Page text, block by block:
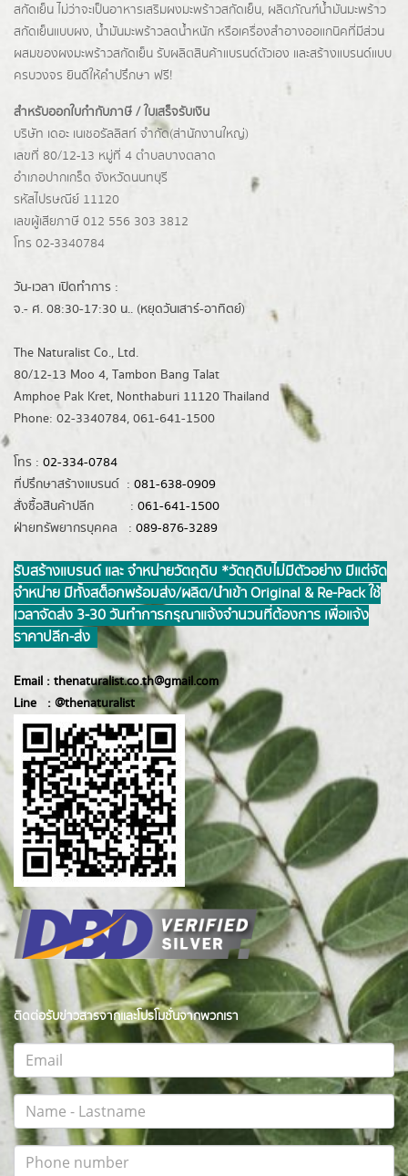
สกัดเย็น ไม่ว่าจะเป็นอาหารเสริมผงมะพร้าวสกัดเย็น, ผลิตภัณฑ์น้ำมันมะพร้าว
สกัดเย็นแบบผง, น้ำมันมะพร้าวลดน้ำหนัก หรือเครื่องสำอางออแกนิคที่มีส่วน
ผสมของผงมะพร้าวสกัดเย็น รับผลิตสินค้าแบรนด์ตัวเอง และสร้างแบรนด์แบบ
ครบวงจร ยินดีให้คำปรึกษา ฟรี!
สำหรับออกใบกำกับภาษี / ใบเสร็จรับเงิน
บริษัท เดอะ เนเชอรัลลิสท์ จำกัด(ส่านักงานใหญ่)
เลขที่ 80/12-13 หมู่ที่ 4 ตำบลบางตลาด
อำเภอปากเกร็ด จังหวัดนนทบุรี
รหัสไปรษณีย์ 11120
เลขผู้เสียภาษี 012 556 303 3812
โทร 02-3340784
วัน-เวลา เปิดทำการ :
จ.- ศ. 08:30-17:30 น.. (หยุดวันเสาร์-อาทิตย์)
The Naturalist Co., Ltd.
80/12-13 Moo 4, Tambon Bang Talat
Amphoe Pak Kret, Nonthaburi 11120 Thailand
Phone: 02-3340784, 061-641-1500
โทร : 02-334-0784
ที่ปรึกษาสร้างแบรนด์ : 081-638-0909
สั่งซื้อสินค้าปลีก : 061-641-1500
ฝ่ายทรัพยากรบุคคล : 089-876-3289
รับสร้างแบรนด์ และ จำหน่ายวัตถุดิบ *วัตถุดิบไม่มีตัวอย่าง มีแต่จัด
จำหน่าย มีทั้งสต็อกพร้อมส่ง/ผลิต/นำเข้า Original & Re-Pack ใช้
เวลาจัดส่ง 3-30 วันทำการ กรุณาแจ้งจำนวนที่ต้องการ เพื่อแจ้ง
ราคาปลีก-ส่ง
Email : thenaturalist.co.th@gmail.com
Line : @thenaturalist
ติดต่อรับข่าวสารจากและโปรโมชั่นจากพวกเรา